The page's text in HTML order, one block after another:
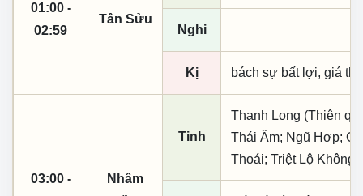
01:00 -
02:59
Tân Sửu
Nghi
Kị bách sự bất lợi, giá
03:00 -
Nhâm
Tinh
Thanh Long (Thiên
Thái Âm; Ngũ Hợp;
Thoái; Triệt Lộ Không